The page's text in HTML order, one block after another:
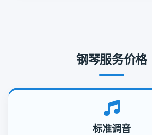
钢琴服务价格
标准调音